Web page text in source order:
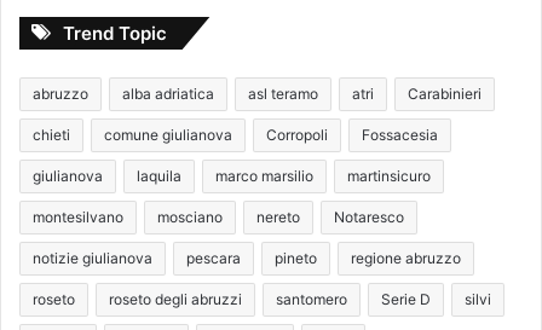
Trend Topic
abruzzo alba adriatica asl teramo atri Carabinieri
chieti comune giulianova Corropoli Fossacesia
giulianova laquila marco marsilio martinsicuro
montesilvano mosciano nereto Notaresco
notizie giulianova pescara pineto regione abruzzo
roseto roseto degli abruzzi santomero Serie D silvi